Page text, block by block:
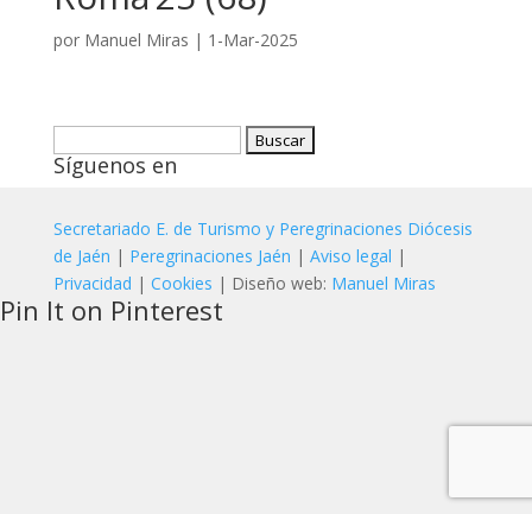
por Manuel Miras | 1-Mar-2025
Síguenos en
Secretariado E. de Turismo y Peregrinaciones Diócesis
de Jaén | Peregrinaciones Jaén | Aviso legal |
Privacidad | Cookies | Diseño web: Manuel Miras
Pin It on Pinterest